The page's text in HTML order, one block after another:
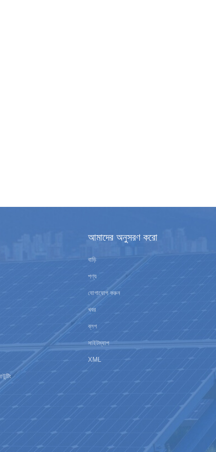
আমাদের অনুসরণ করো
বাড়ি
পণ্য
যোগাযোগ করুন
খবর
ব্লগ
সাইটম্যাপ
XML